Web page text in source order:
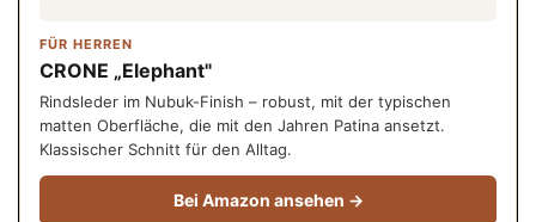
FÜR HERREN
CRONE „Elephant"
Rindsleder im Nubuk-Finish – robust, mit der typischen
matten Oberfläche, die mit den Jahren Patina ansetzt.
Klassischer Schnitt für den Alltag.
Bei Amazon ansehen →